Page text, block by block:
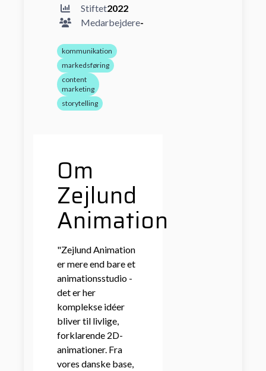
Stiftet2022
Medarbejdere-
kommunikation
markedsføring
content
marketing
storytelling
Om
Zejlund
Animation
"Zejlund Animation
er mere end bare et
animationsstudio -
det er her
komplekse idéer
bliver til livlige,
forklarende 2D-
animationer. Fra
vores danske base,